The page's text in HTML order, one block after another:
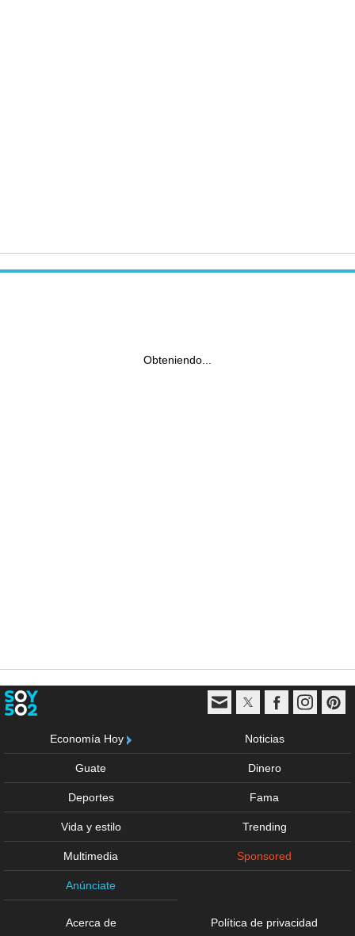
Obteniendo...
Economía Hoy Noticias
Guate Dinero
Deportes Fama
Vida y estilo Trending
Multimedia Sponsored
Anúnciate
Acerca de Política de privacidad